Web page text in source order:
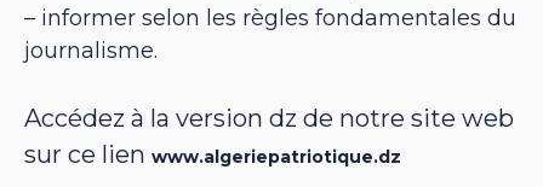
– informer selon les règles fondamentales du
journalisme.
Accédez à la version dz de notre site web
sur ce lien www.algeriepatriotique.dz